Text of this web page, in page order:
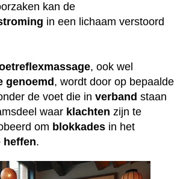
kan de
in een lichaam verstoord
, ook wel
genoemd , wordt door op bepaalde
de voet die in verband staan
waar klachten zijn te
om blokkades in het
heffen.